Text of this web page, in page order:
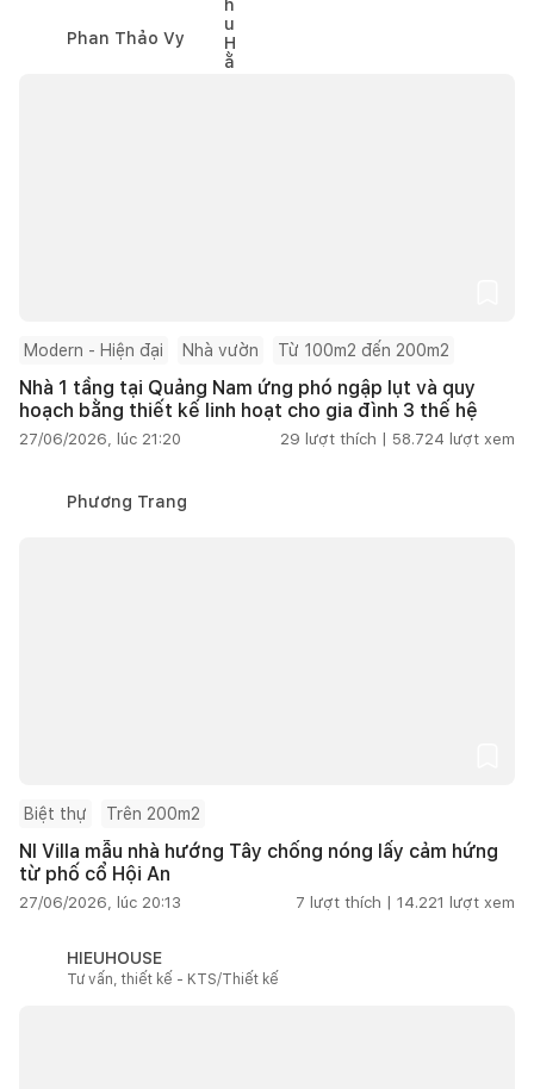
Phan Thảo Vy
Modern - Hiện đại Nhà vườn Từ 100m2 đến 200m2
Nhà 1 tầng tại Quảng Nam ứng phó ngập lụt và quy
hoạch bằng thiết kế linh hoạt cho gia đình 3 thế hệ
27/06/2026, lúc 21:20 29 lượt thích | 58.724 lượt xem
Phương Trang
Biệt thự Trên 200m2
NI Villa mẫu nhà hướng Tây chống nóng lấy cảm hứng
từ phố cổ Hội An
27/06/2026, lúc 20:13 7 lượt thích | 14.221 lượt xem
HIEUHOUSE
Tư vấn, thiết kế - KTS/Thiết kế